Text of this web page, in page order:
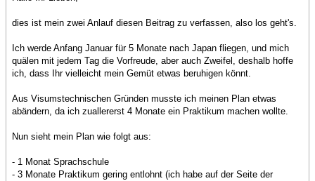
dies ist mein zwei Anlauf diesen Beitrag zu verfassen, also los geht's.
Ich werde Anfang Januar für 5 Monate nach Japan fliegen, und mich
quälen mit jedem Tag die Vorfreude, aber auch Zweifel, deshalb hoffe
ich, dass Ihr vielleicht mein Gemüt etwas beruhigen könnt.
Aus Visumstechnischen Gründen musste ich meinen Plan etwas
abändern, da ich zuallererst 4 Monate ein Praktikum machen wollte.
Nun sieht mein Plan wie folgt aus:
- 1 Monat Sprachschule
- 3 Monate Praktikum gering entlohnt (ich habe auf der Seite der